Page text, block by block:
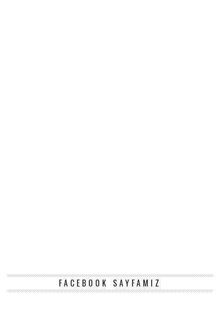
FACEBOOK SAYFAMIZ